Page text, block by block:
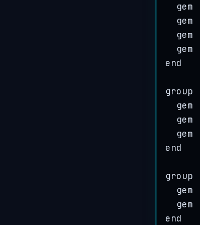
gem
gem
gem
gem
end
group
gem
gem
gem
end
group
gem
gem
end